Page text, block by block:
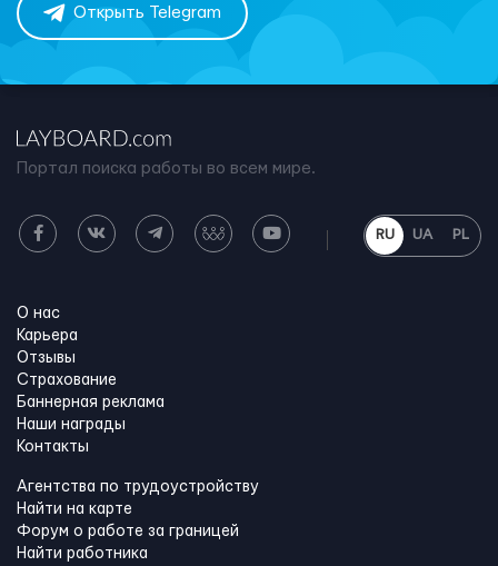
Открыть Telegram
Портал поиска работы во всем мире.
RU UA PL
О нас
Карьера
Отзывы
Страхование
Баннерная реклама
Наши награды
Контакты
Агентства по трудоустройству
Найти на карте
Форум о работе за границей
Найти работника